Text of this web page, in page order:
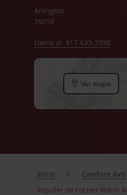
Arlington
76010
Llama al: 817-633-3398
Ver mapa
Inicio Conduce Avis
Alquiler de coches North